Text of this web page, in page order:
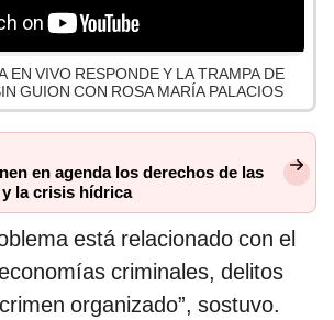
EN VIVO RESPONDE Y LA TRAMPA DE
GUION CON ROSA MARÍA PALACIOS
en agenda los derechos de las
la crisis hídrica
está relacionado con el
criminales, delitos
organizado”, sostuvo.